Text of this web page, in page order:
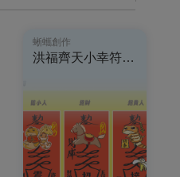
蜥蠵創作
洪福齊天小幸符貼紙